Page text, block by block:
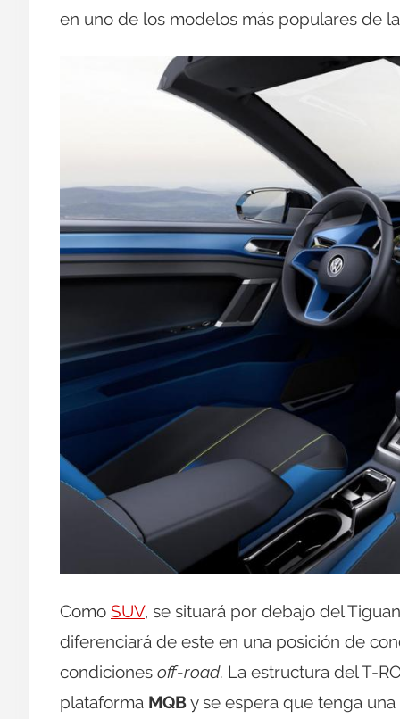
en uno de los modelos más populares de
Como SUV, se situará por debajo del
diferenciará de este en una posición de
condiciones off-road. La estructura del T-
plataforma MQBy se espera que tenga